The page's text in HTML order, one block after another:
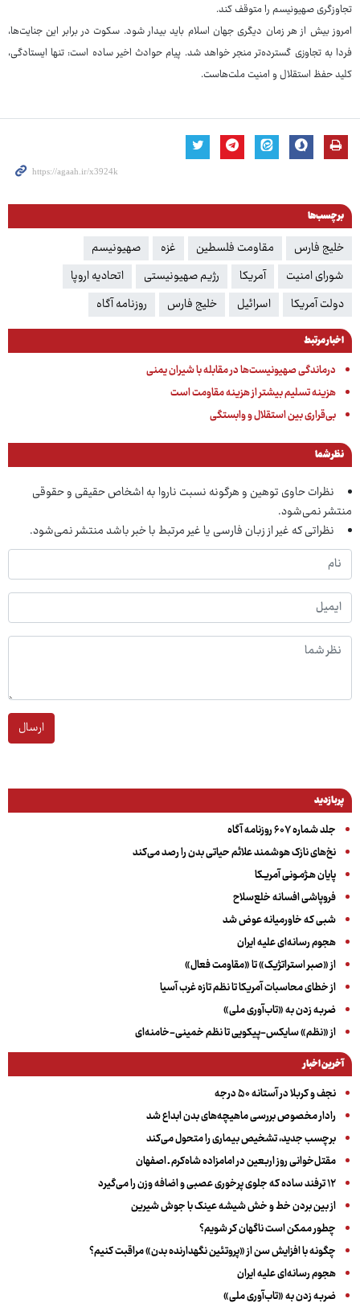
تجاوزگری صهیونیسم را متوقف کند.
امروز بیش از هر زمان دیگری جهان اسلام باید بیدار شود. سکوت در برابر این جنایت‌ها،
فردا به تجاوزی گسترده‌تر منجر خواهد شد. پیام حوادث اخیر ساده است: تنها ایستادگی،
کلید حفظ استقلال و امنیت ملت‌هاست.
برچسب‌ها
خلیج فارس‌ مقاومت فلسطین غزه
صهیونیسم
شورای امنیت
آمریکا رژیم صهیونیستی
اتحادیه اروپا
دولت آمریکا
اسرائیل خلیج فارس روزنامه آگاه
اخبار مرتبط
درماندگی صهیونیست‌ها در مقابله با شیران یمنی
هزینه تسلیم بیشتر از هزینه مقاومت است
بی‌قراری بین استقلال و وابستگی
نظر شما
نظرات حاوی توهین و هرگونه نسبت ناروا به اشخاص حقیقی و حقوقی
منتشر نمی‌شود.
نظراتی که غیر از زبان فارسی یا غیر مرتبط با خبر باشد منتشر نمی‌شود.
ارسال
پربازدید
جلد شماره ۶۰۷ روزنامه آگاه
نخ‌های نازک هوشمند علائم حیاتی بدن را رصد می‌کند
پایان هـژمـونی آمریـکا
فروپاشی افسانه خلع‌سلاح
شبی که خاورمیانه عوض شد
هجوم رسانه‌ای علیه ایران
از «صبر استراتژیک» تا «مقاومت فعال»
از خطای محاسبات آمریکا تا نظم تازه غرب آسیا
ضربه زدن به «تاب‌آوری ملی»
از «نظم» سایکس-پیکویی تا نظم خمینی-خامنه‌ای
آخرین اخبار
نجف و کربلا در آستانه ۵۰ درجه
رادار مخصوص بررسی ماهیچه‌های بدن ابداع شد
برچسب جدید، تشخیص بیماری را متحول می‌کند
مقتل‌خوانی روز اربعین در امامزاده شاه‌کرم ـ اصفهان
۱۲ ترفند ساده که جلوی پرخوری عصبی و اضافه ‌وزن را می‌گیرد
از بین بردن خط و خش شیشه عینک با جوش شیرین
چطور ممکن است ناگهان کر شویم؟
چگونه با افزایش سن از «پروتئین نگهدارنده بدن» مراقبت کنیم؟
هجوم رسانه‌ای علیه ایران
ضربه زدن به «تاب‌آوری ملی»